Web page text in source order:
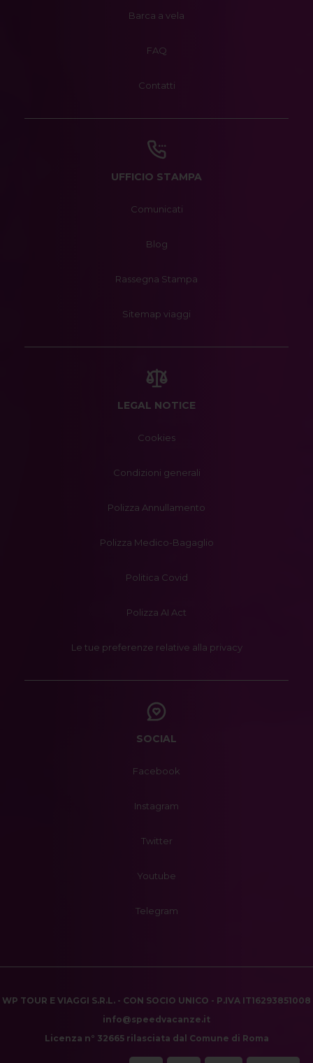
Barca a vela
FAQ
Contatti
UFFICIO STAMPA
Comunicati
Blog
Rassegna Stampa
Sitemap viaggi
LEGAL NOTICE
Cookies
Condizioni generali
Polizza Annullamento
Polizza Medico-Bagaglio
Politica Covid
Polizza AI Act
Le tue preferenze relative alla privacy
SOCIAL
Facebook
Instagram
Twitter
Youtube
Telegram
WP TOUR E VIAGGI S.R.L. - CON SOCIO UNICO - P.IVA IT16293851008
info@speedvacanze.it
Licenza n° 32665 rilasciata dal Comune di Roma